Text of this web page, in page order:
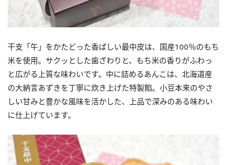
干支「午」をかたどった香ばしい最中皮は、国産100％のもち
米を使用。サクッとした歯ざわりと、もち米の香りがふわっ
と広がる上質な味わいです。中に詰めるあんこは、北海道産
の大納言あずきを丁寧に炊き上げた特製餡。小豆本来のやさ
しい甘みと豊かな風味を活かした、上品で深みのある味わい
に仕上げています。